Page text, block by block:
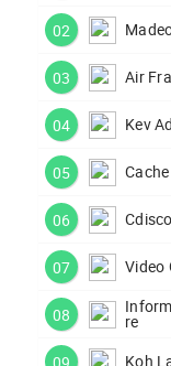
02
03 Air
04 Kev
05
06
07 Video
08 re
Koh